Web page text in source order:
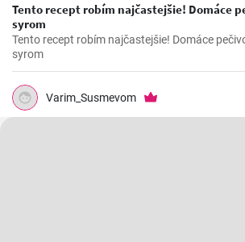
Tento recept robím najčastejšie! Domáce
syrom
Tento recept robím najčastejšie! Domáce
syrom
Varim_Susmevom